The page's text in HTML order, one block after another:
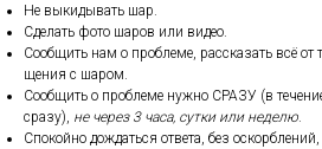
Не вы­киды­вать шар.
Сде­лать фо­то ша­ров или ви­део.
Со­об­щить нам о проб­ле­ме, рас­ска­зать всё
щения с ша­ром.
Со­об­щить о проб­ле­ме нуж­но СРА­ЗУ (в
сра­зу), не че­рез 3 ча­са, сут­ки или не­делю.
Спо­кой­но дож­дать­ся от­ве­та, без